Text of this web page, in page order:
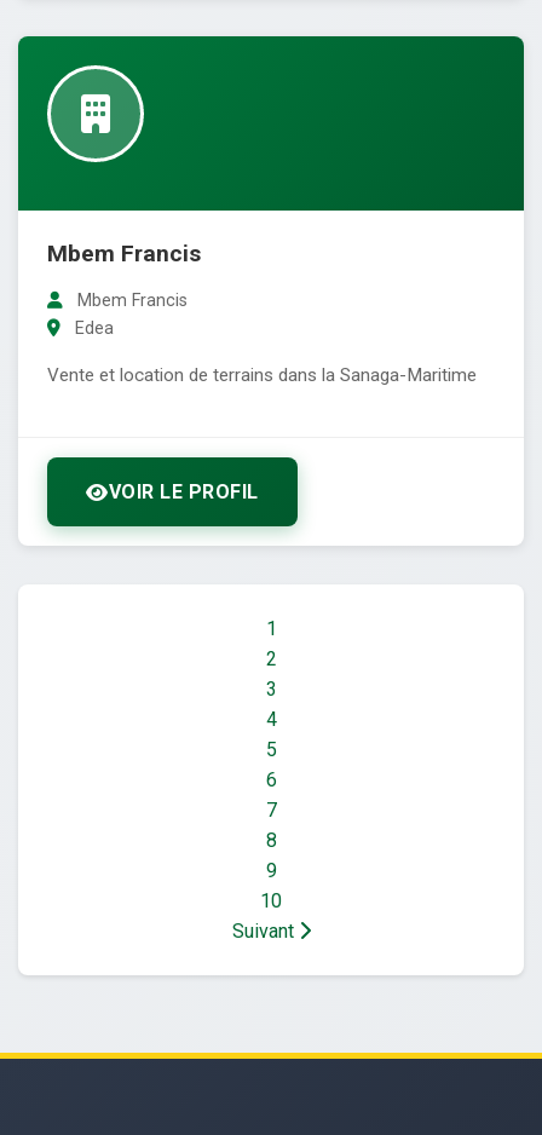
Mbem Francis
Mbem Francis
Edea
Vente et location de terrains dans la Sanaga-Maritime
VOIR LE PROFIL
1
2
3
4
5
6
7
8
9
10
Suivant